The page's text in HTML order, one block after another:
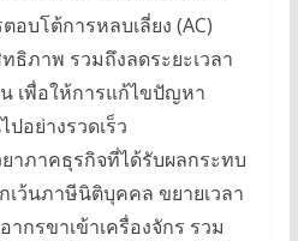
อบโต้การหลบเลี่ยง (AC)
ธิภาพ รวมถึงลดระยะเวลา
เพื่อให้การแก้ไขปัญหา
อย่างรวดเร็ว
าภาคธุรกิจที่ได้รับผลกระทบ
เว้นภาษีนิติบุคคล ขยายเวลา
กรขาเข้าเครื่องจักร รวม